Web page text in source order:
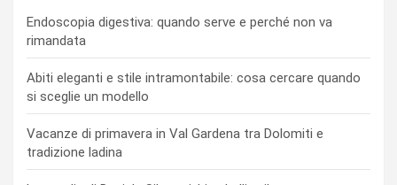
Endoscopia digestiva: quando serve e perché non va
rimandata
Abiti eleganti e stile intramontabile: cosa cercare quando
si sceglie un modello
Vacanze di primavera in Val Gardena tra Dolomiti e
tradizione ladina